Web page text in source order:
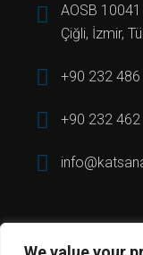
AOSB
Çiğli, İzmir,
+90 232
+90 232